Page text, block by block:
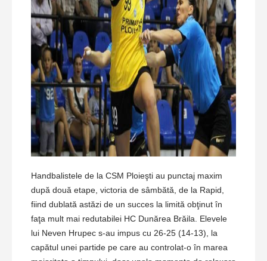
Handbalistele de la CSM Ploieşti au punctaj maxim
după două etape, victoria de sâmbătă, de la Rapid,
fiind dublată astăzi de un succes la limită obţinut în
faţa mult mai redutabilei HC Dunărea Brăila. Elevele
lui Neven Hrupec s-au impus cu 26-25 (14-13), la
capătul unei partide pe care au controlat-o în marea